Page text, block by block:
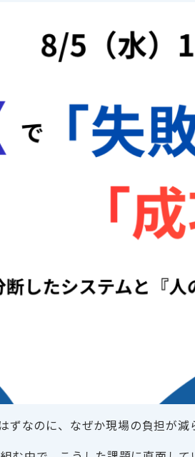
ずなのに、なぜか現場の負担が